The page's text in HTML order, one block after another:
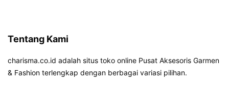
Tentang Kami
charisma.co.id adalah situs toko online Pusat Aksesoris Garmen
& Fashion terlengkap dengan berbagai variasi pilihan.